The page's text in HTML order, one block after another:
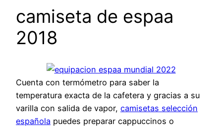
camiseta de espaa
2018
Cuenta con termómetro para saber la
temperatura exacta de la cafetera y gracias a su
varilla con salida de vapor, camisetas selección
española puedes preparar cappuccinos o